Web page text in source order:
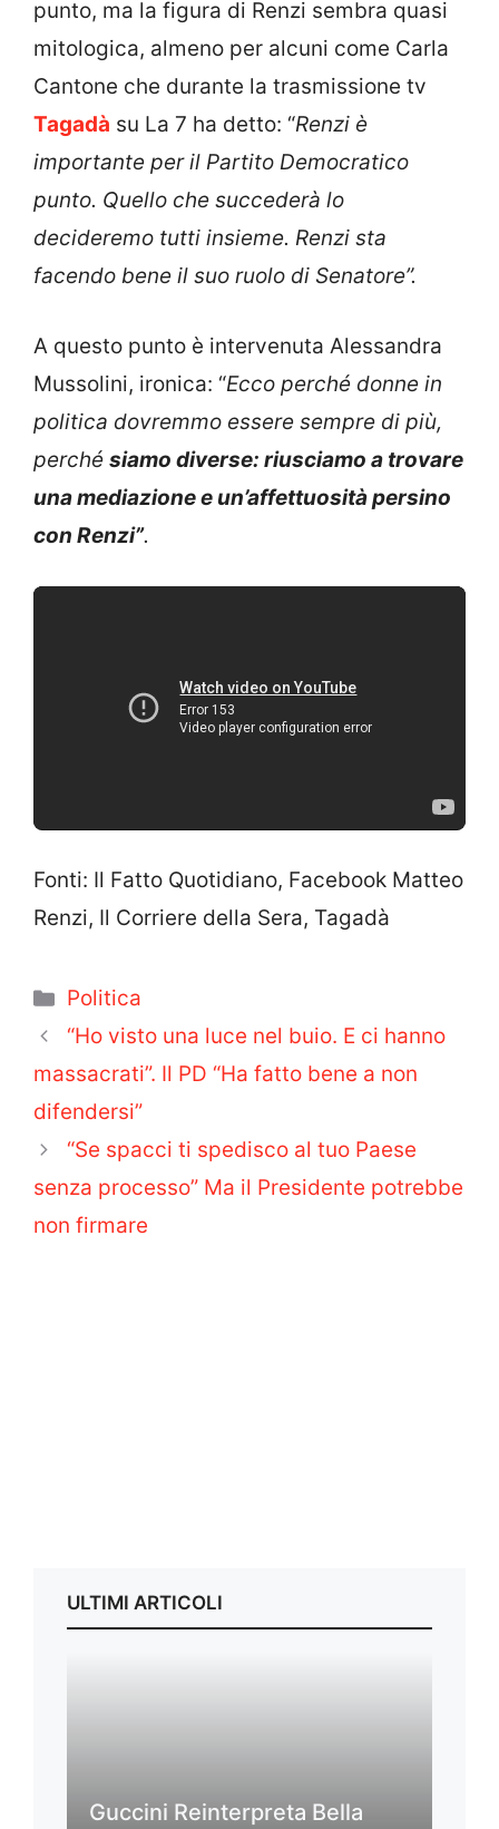
punto, ma la figura di Renzi sembra quasi
mitologica, almeno per alcuni come Carla
Cantone che durante la trasmissione tv
Tagadà su La 7 ha detto: “Renzi è
importante per il Partito Democratico
punto. Quello che succederà lo
decideremo tutti insieme. Renzi sta
facendo bene il suo ruolo di Senatore”.
A questo punto è intervenuta Alessandra
Mussolini, ironica: “Ecco perché donne in
politica dovremmo essere sempre di più,
perché siamo diverse: riusciamo a trovare
una mediazione e un’affettuosità persino
con Renzi”.
Fonti: Il Fatto Quotidiano, Facebook Matteo
Renzi, Il Corriere della Sera, Tagadà
Categorie
Politica
“Ho visto una luce nel buio. E ci hanno
massacrati”. Il PD “Ha fatto bene a non
difendersi”
“Se spacci ti spedisco al tuo Paese
senza processo” Ma il Presidente potrebbe
non firmare
ULTIMI ARTICOLI
Guccini Reinterpreta Bella